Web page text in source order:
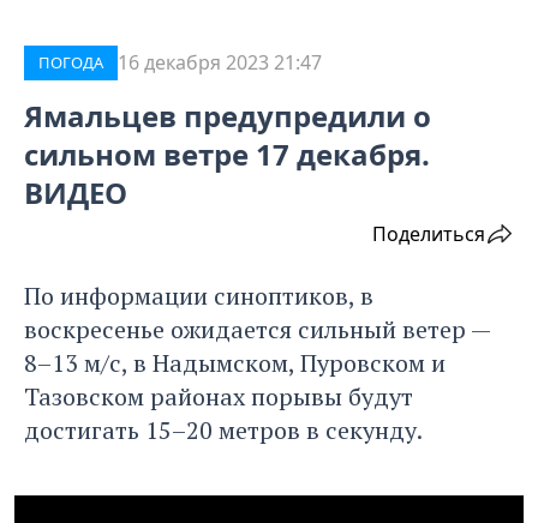
ПОГОДА 16 декабря 2023 21:47
Ямальцев предупредили о
сильном ветре 17 декабря.
ВИДЕО
Поделиться
По информации синоптиков, в
воскресенье ожидается сильный ветер —
8–13 м/с, в Надымском, Пуровском и
Тазовском районах порывы будут
достигать 15–20 метров в секунду.